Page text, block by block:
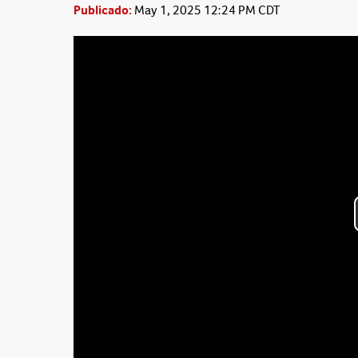
Publicado: May 1, 2025 12:24 PM CDT